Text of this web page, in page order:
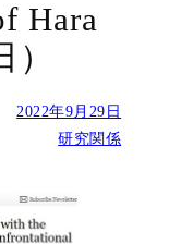
Hara
2022年9月29日
研究関係